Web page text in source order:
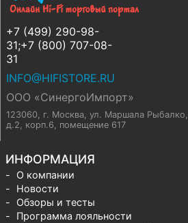
+7 (499) 290-98-
31;+7 (800) 707-08-
31
INFO@HIFISTORE.RU
ООО «СинергоИмпорт»
123060, г. Москва, ул. Маршала Рыбалко,
д.2, корп.6, помещение 617
ИНФОРМАЦИЯ
О компании
Новости
Обзоры и тесты
Программа лояльности